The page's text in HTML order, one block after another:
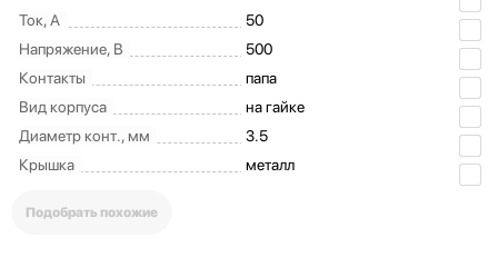
Ток, А
50
Напряжение, В
500
Контакты
папа
Вид корпуса
на гайке
Диаметр конт., мм
3.5
Крышка
металл
Подобрать похожие